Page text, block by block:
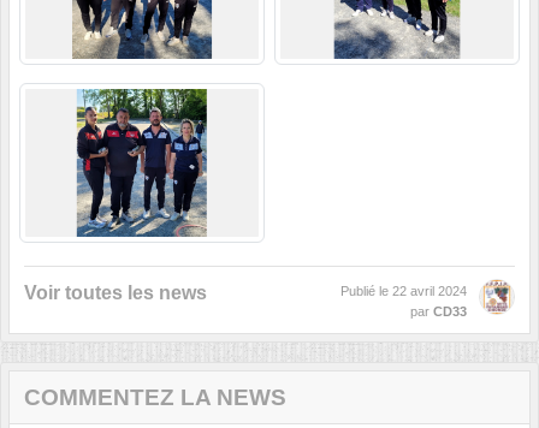
Voir toutes les news Publié le 22 avril 2024
par CD33
COMMENTEZ LA NEWS